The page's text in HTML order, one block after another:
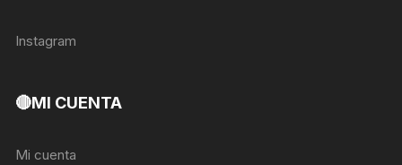
Instagram
🔴MI CUENTA
Mi cuenta